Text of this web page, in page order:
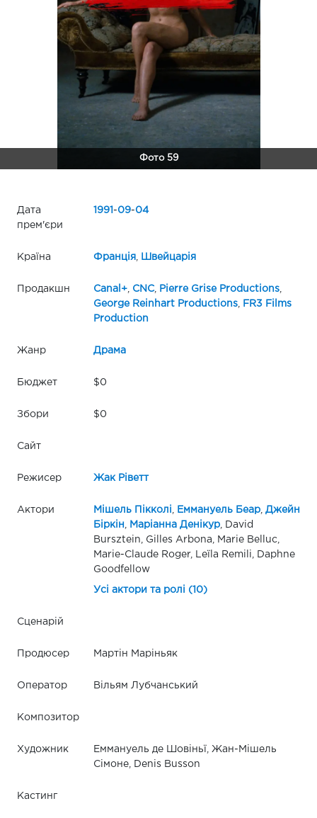
Фото 59
Дата
прем'єри
1991 -09-04
Країна Франція, Швейцарія
Продакшн Canal+, CNC, Pierre Grise Productions,
George Reinhart Productions,
FR3 Films
Production
Жанр Драма
Бюджет $0
Збори $0
Сайт
Режисер Жак Ріветт
Актори Мішель Пікколі Еммануель Беар, Джейн
Біркін
Маріанна Денікур, David
Bursztein, Gilles Arbona, Marie Belluc,
Marie-Claude Roger, Leïla Remili, Daphne
Goodfellow
Усі актори та ролі (10)
Сценарій
Продюсер Мартін Маріньяк
Оператор Вільям Лубчанський
Композитор
Художник
Еммануель де Шовіньї, Жан-Мішель
Сімоне, Denis Busson
Кастинг